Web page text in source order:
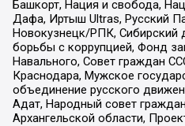
Башкорт, Нация и свобода,
Дафа, Иртыш Ultras, Русский
Новокузнецк/РПК,
борьбы с коррупцией, Фонд
Навального, Совет граждан
Краснодара, Мужское
объединение русского
Адат, Народный совет
Архангельской области,